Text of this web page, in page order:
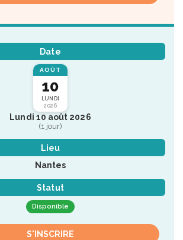
Date
AOÛT
10
LUNDI
2026
Lundi 10 août 2026
(1 jour)
Lieu
Nantes
Statut
Disponible
S'INSCRIRE